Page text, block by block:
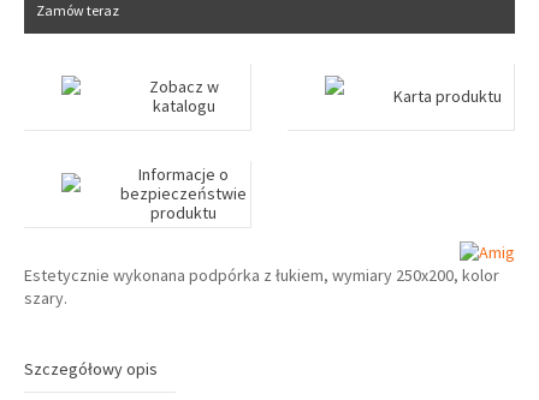
Zamów teraz
Zobacz w
katalogu
Karta produktu
Informacje o
bezpieczeństwie
produktu
Estetycznie wykonana podpórka z łukiem, wymiary 250x200, kolor
szary.
Szczegółowy opis